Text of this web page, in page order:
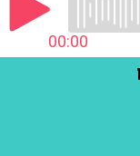
00:00